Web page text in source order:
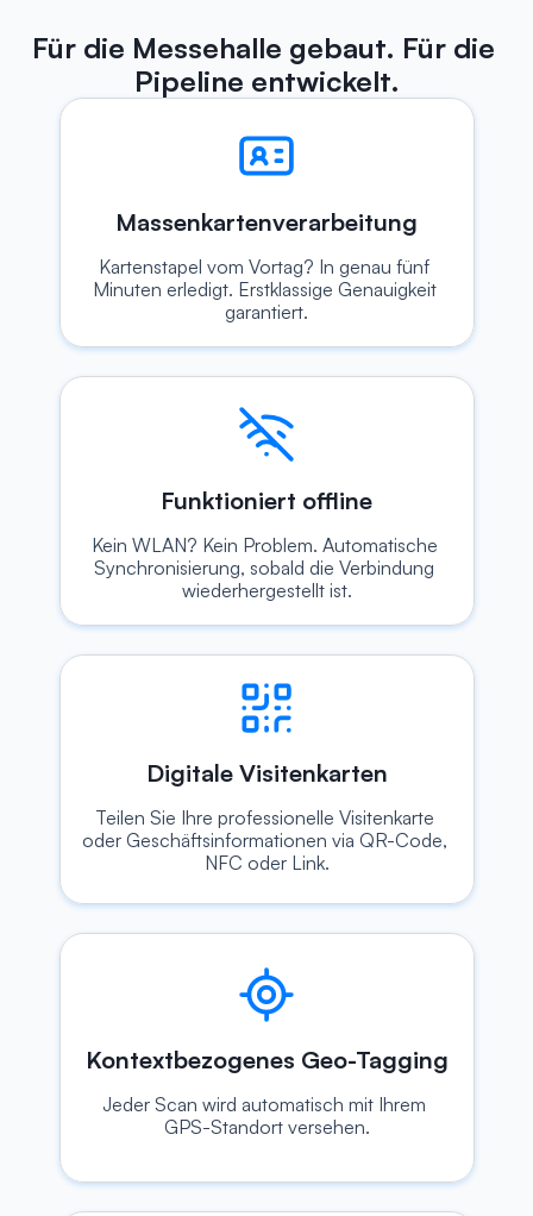
Für die Messehalle gebaut. Für die
Pipeline entwickelt.
Massenkartenverarbeitung
Kartenstapel vom Vortag? In genau fünf
Minuten erledigt. Erstklassige Genauigkeit
garantiert.
Funktioniert offline
Kein WLAN? Kein Problem. Automatische
Synchronisierung, sobald die Verbindung
wiederhergestellt ist.
Digitale Visitenkarten
Teilen Sie Ihre professionelle Visitenkarte
oder Geschäftsinformationen via QR-Code,
NFC oder Link.
Kontextbezogenes Geo-Tagging
Jeder Scan wird automatisch mit Ihrem
GPS-Standort versehen.